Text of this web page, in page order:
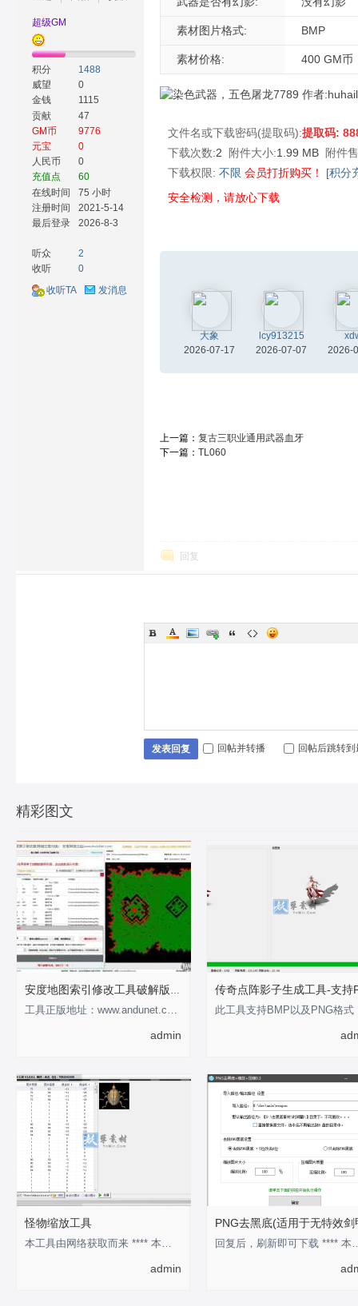
超级GM
积分
1488
威望
0
金钱
1115
贡献
47
GM币
9776
元宝
0
人民币
0
充值点
60
在线时间
75 小时
注册时间
2021-5-14
最后登录
2026-8-3
听众
2
收听
0
收听TA
发消息
素材图片格式: BMP
素材价格: 400 GM币
文件名或下载密码(提取码):提取码:
下载次数:2 附件大小:1.99 MB
附件
下载权限: 不限 会员打折购买！
[积分
安全检测，请放心下载
大象
2026-07-17
lcy913215
2026-07-07
2026-
上一篇： 复古三职业通用武器血牙
下一篇： TL060
回复
发表回复 回帖并转播 回帖后跳转
精彩图文
安度地图索引修改工具破解版-支持0-255
工具正版地址：www.andunet.com 制作不易，有经济基础的支持正版软件 以下为正版截
admin
怪物缩放工具
本工具由网络获取而来 **** 本内容被作者隐藏 ****
admin
PNG去黑底(适用于无特效剑
回复后，刷新即可